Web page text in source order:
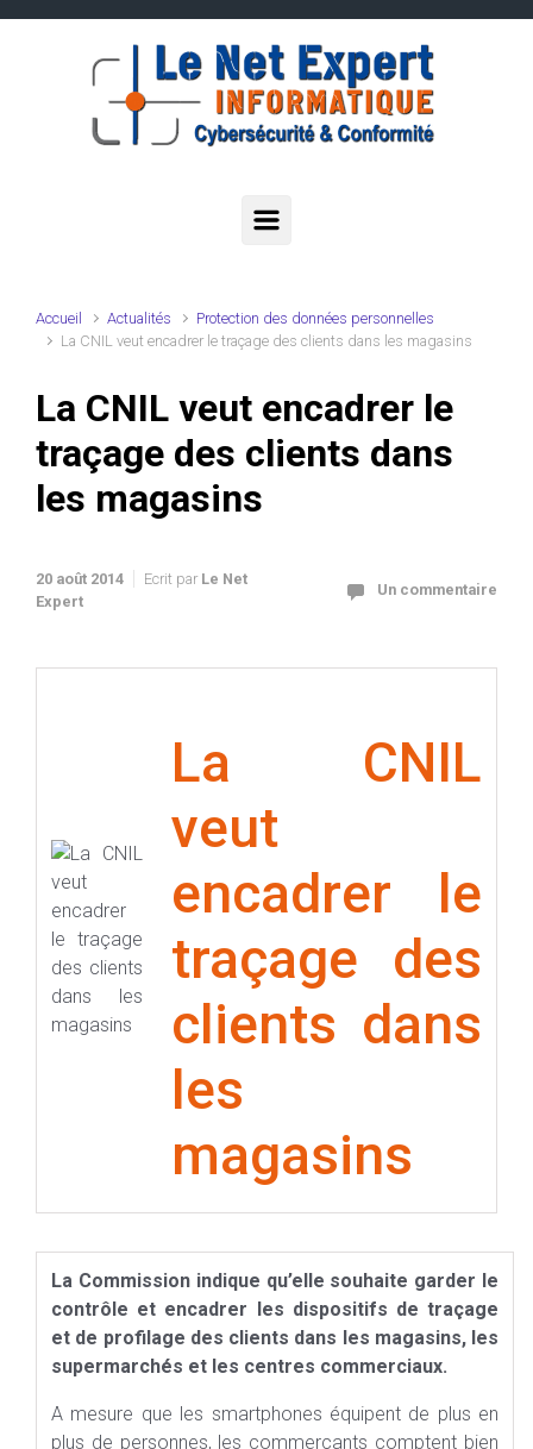
Accueil Actualités
Protection des données personnelles
La CNIL veut encadrer le traçage des clients dans les magasins
La CNIL veut encadrer le
traçage des clients dans
les magasins
20 août 2014 Ecrit par Le Net
Expert
Un commentaire
La CNIL
veut
encadrer le
traçage des
clients dans
les
magasins
La Commission indique qu’elle souhaite garder le
contrôle et encadrer les dispositifs de traçage
et de profilage des clients dans les magasins, les
supermarchés et les centres commerciaux.
A mesure que les smartphones équipent de plus en
plus de personnes, les commerçants comptent bien